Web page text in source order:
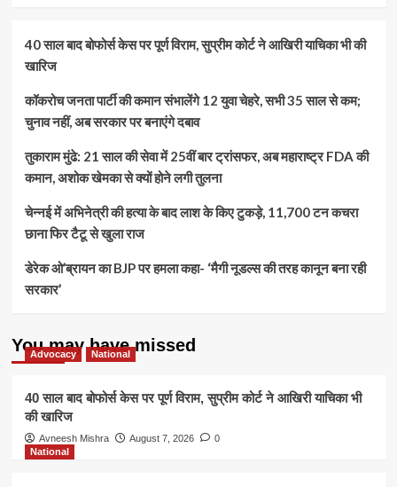
40 साल बाद बोफोर्स केस पर पूर्ण विराम, सुप्रीम कोर्ट ने आखिरी याचिका भी की
खारिज
कॉकरोच जनता पार्टी की कमान संभालेंगे 12 युवा चेहरे, सभी 35 साल से कम;
चुनाव नहीं, अब सरकार पर बनाएंगे दबाव
तुकाराम मुंढे: 21 साल की सेवा में 25वीं बार ट्रांसफर, अब महाराष्ट्र FDA की
कमान, अशोक खेमका से क्यों होने लगी तुलना
चेन्नई में अभिनेत्री की हत्या के बाद लाश के किए टुकड़े, 11,700 टन कचरा
छाना फिर टैटू से खुला राज
डेरेक ओ’ब्रायन का BJP पर हमला कहा- ‘मैगी नूडल्स की तरह कानून बना रही
सरकार’
You may have missed
Advocacy National
40 साल बाद बोफोर्स केस पर पूर्ण विराम, सुप्रीम कोर्ट ने आखिरी याचिका भी
की खारिज
Avneesh Mishra August 7, 2026
0
National